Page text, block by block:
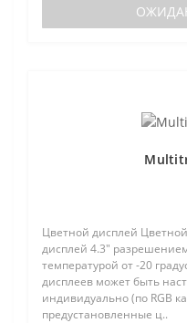
Цветной дисплей
дисплей 4.3"
температурой от -20
дисплеев может быть
индивидуально (по RGB
предустановленные ц..